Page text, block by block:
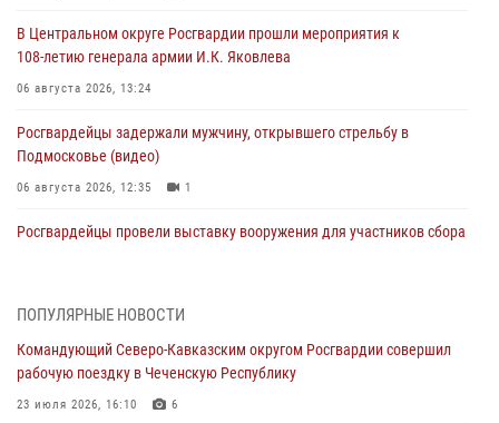
В Центральном округе Росгвардии прошли мероприятия к
108‑летию генерала армии И.К. Яковлева
06 августа 2026, 13:24
Росгвардейцы задержали мужчину, открывшего стрельбу в
Подмосковье (видео)
06 августа 2026, 12:35 1
Росгвардейцы провели выставку вооружения для участников сбора
второй годовщине вторжения ВСУ на территорию области
06 августа 2026, 11:56
ПОПУЛЯРНЫЕ НОВОСТИ
Командующий Северо-Кавказским округом Росгвардии совершил
рабочую поездку в Чеченскую Республику
23 июля 2026, 16:10 6